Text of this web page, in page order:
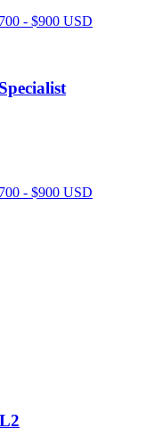
- $900 USD
- $900 USD